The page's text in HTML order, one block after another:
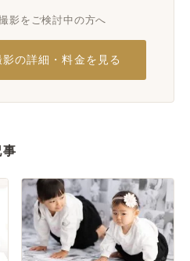
影をご検討中の方へ
の詳細・料金を見る